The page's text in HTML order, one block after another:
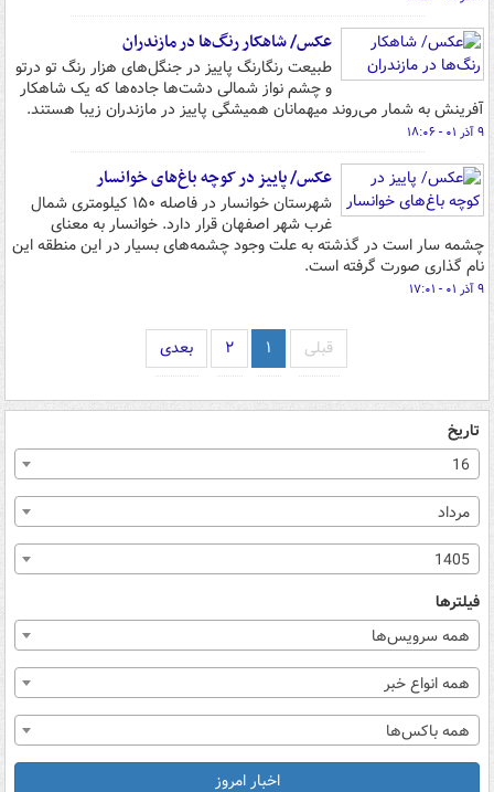
عکس/ شاهکار رنگ‌ها در مازندران
طبیعت رنگارنگ پاییز در جنگل‌های هزار رنگ تو درتو
و چشم نواز شمالی دشت‌ها جاده‌ها که یک شاهکار
آفرینش به شمار می‌روند میهمانان همیشگی پاییز در مازندران زیبا هستند.
۹ آذر ۰۱ - ۱۸:۰۶
عکس/ پاییز در کوچه باغ‌های خوانسار
شهرستان خوانسار در فاصله ۱۵۰ کیلومتری شمال
غرب شهر اصفهان قرار دارد. خوانسار به معنای
چشمه سار است در گذشته به علت وجود چشمه‌های بسیار در این منطقه این
نام گذاری صورت گرفته است.
۹ آذر ۰۱ - ۱۷:۰۱
قبلی ۱ ۲ بعدی
تاریخ
16
مرداد
1405
فیلترها
همه سرویس‌ها
همه انواع خبر
همه باکس‌ها
اخبار امروز